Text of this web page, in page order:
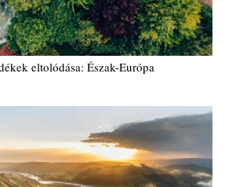
eltolódása: Észak-Európa